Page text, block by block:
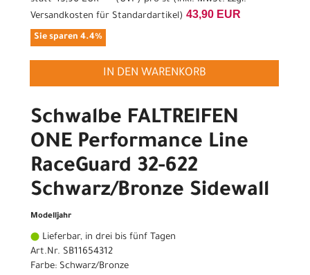
Versandkosten für Standardartikel) 43,90 EUR
Sie sparen 4.4%
IN DEN WARENKORB
Schwalbe FALTREIFEN
ONE Performance Line
RaceGuard 32-622
Schwarz/Bronze Sidewall
Modelljahr
Lieferbar, in drei bis fünf Tagen
Art.Nr. SB11654312
Farbe: Schwarz/Bronze